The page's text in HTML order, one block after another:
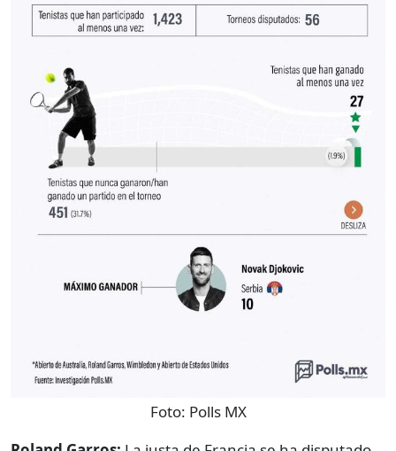
Foto: Polls MX